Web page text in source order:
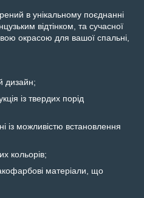
в унікальному поєднанні
відтінком, та сучасної
окрасою для вашої спальні,
дизайн;
із твердих порід
із можливістю встановлення
кольорів;
матеріали, що